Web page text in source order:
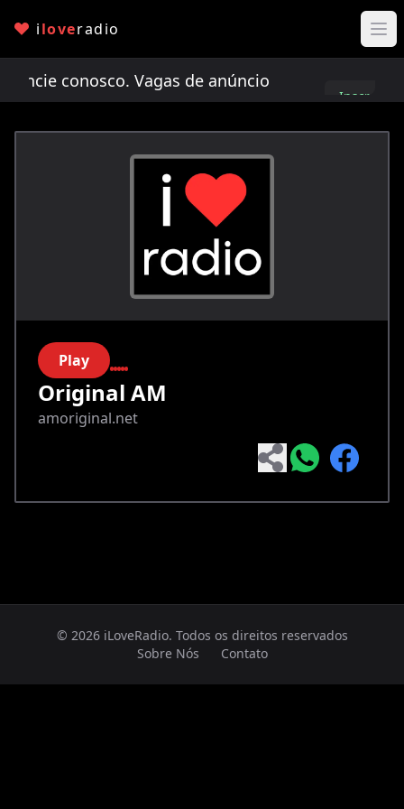
iloveradio
conosco. Vagas de anúncio limitadas!
Inscreva-
Play
Original AM
amoriginal.net
© 2026 iLoveRadio. Todos os direitos reservados
Sobre Nós
Contato